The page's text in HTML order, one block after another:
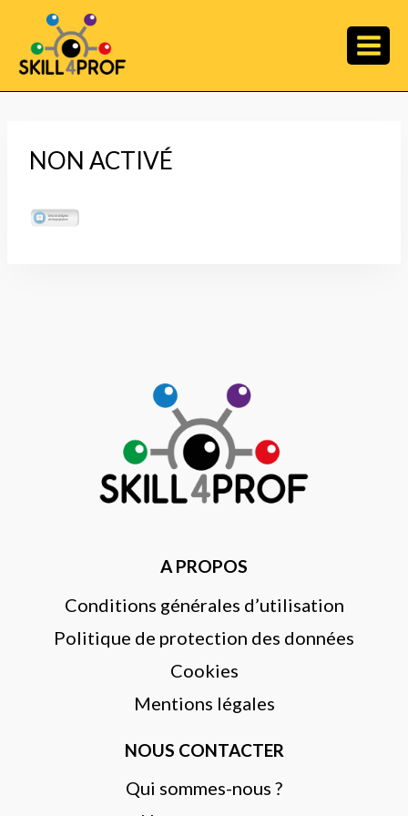
NON ACTIVÉ
A PROPOS
Conditions générales d’utilisation
Politique de protection des données
Cookies
Mentions légales
NOUS CONTACTER
Qui sommes-nous ?